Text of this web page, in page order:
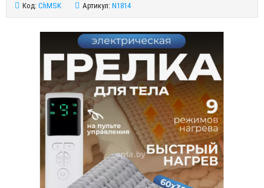
Код: ChMSK Артикул: N1814